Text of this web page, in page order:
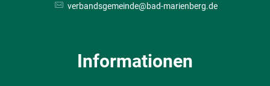
verbandsgemeinde@bad-marienberg.de
Informationen